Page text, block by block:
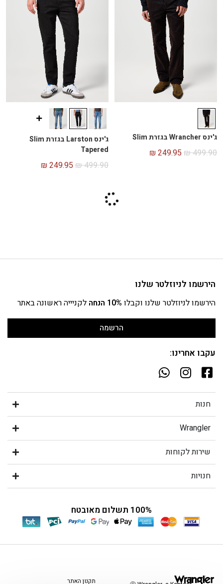
ג'ינס Wrancher בגזרת Slim
₪499.90
₪ 249.95
ג'ינס Larston בגזרת Slim
Tapered
₪499.90
₪ 249.95
הירשמו לניוזלטר שלנו
הירשמו לניוזלטר שלנו וקבלו 10% הנחה לקניייה ראשונה באתר
הרשמה
עקבו אחרינו:
חנות
Wrangler
שירות לקוחות
חנויות
100% תשלום מאובטח
תקנון האתר